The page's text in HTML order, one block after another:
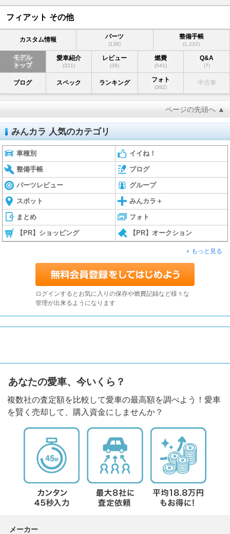
フィアット その他
カスタム情報 パーツ
(138)
整備手帳
(1,232)
モデル
トップ
愛車紹介
(321)
レビュー
(39)
燃費
(541)
Q&A
(7)
ブログ スペック ランキング フォト
(382)
中古車
ページの先頭へ ▲
みんカラ 人気のカテゴリ
車種別 イイね！
整備手帳 ブログ
パーツレビュー グループ
スポット みんカラ＋
まとめ フォト
【PR】ショッピング 【PR】オークション
もっと見る
ログインするとお気に入りの保存や燃費記録など様々な
管理が出来るようになります
あなたの愛車、今いくら？
複数社の査定額を比較して愛車の最高額を調べよう！愛車
を賢く売却して、購入資金にしませんか？
メーカー